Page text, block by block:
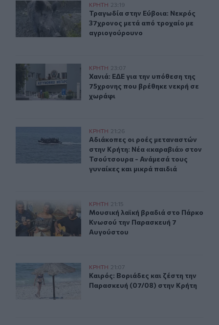
Τραγωδία στην Εύβοια: Νεκρός 37χρονος μετά από
ΚΡΗΤΗ 23:19
Τραγωδία στην Εύβοια: Νεκρός
Τραγωδία στην Εύβοια: Νεκρός
37χρονος μετά από τροχαίο με
αγριογούρουνο
Χανιά: ΕΔΕ για την υπόθεση της 75χρονης που βρέθηκε
ΚΡΗΤΗ 23:07
Χανιά: ΕΔΕ για την υπόθεση της
Χανιά: ΕΔΕ για την υπόθεση της
75χρονης που βρέθηκε νεκρή σε
χωράφι
Αδιάκοπες οι ροές μεταναστών στην Κρήτη: Νέα
ΚΡΗΤΗ 21:26
Αδιάκοπες οι ροές μεταναστών
Αδιάκοπες οι ροές μεταναστών
στην Κρήτη: Νέα «καραβιά» στον
Τσούτσουρα - Ανάμεσά τους
γυναίκες και μικρά παιδιά
Μουσική λαϊκή βραδιά στο Πάρκο Κνωσού την
ΚΡΗΤΗ 21:15
Μουσική λαϊκή βραδιά στο
Μουσική λαϊκή βραδιά στο Πάρκο
Κνωσού την Παρασκευή 7
Αυγούστου
Καιρός: Βοριάδες και ζέστη την Παρασκευή (07/08)
ΚΡΗΤΗ 21:07
Καιρός: Βοριάδες και ζέστη την
Καιρός: Βοριάδες και ζέστη την
Παρασκευή (07/08) στην Κρήτη